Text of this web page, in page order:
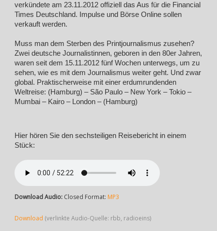
verkündete am 23.11.2012 offiziell das Aus für die Financial
Times Deutschland. Impulse und Börse Online sollen
verkauft werden.
Muss man dem Sterben des Printjournalismus zusehen?
Zwei deutsche Journalistinnen, geboren in den 80er Jahren,
waren seit dem 15.11.2012 fünf Wochen unterwegs, um zu
sehen, wie es mit dem Journalismus weiter geht. Und zwar
global. Praktischerweise mit einer erdumrundenden
Weltreise: (Hamburg) – São Paulo – New York – Tokio –
Mumbai – Kairo – London – (Hamburg)
Hier hören Sie den sechsteiligen Reisebericht in einem
Stück:
Download Audio: Closed Format: MP3
Download (verlinkte Audio-Quelle: rbb, radioeins)